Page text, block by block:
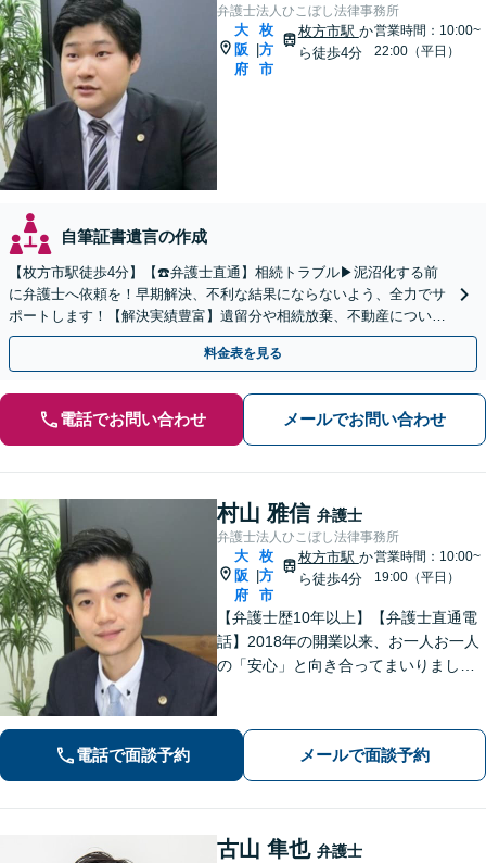
弁護士法人ひこぼし法律事務所
大
阪
府
枚
方
市
枚方市駅 か
ら徒歩4分
営業時間：10:00~
22:00（平日）
自筆証書遺言の作成
【枚方市駅徒歩4分】【☎️弁護士直通】相続トラブル▶︎泥沼化する前
に弁護士へ依頼を！早期解決、不利な結果にならないよう、全力でサ
ポートします！【解決実績豊富】遺留分や相続放棄、不動産について
もお気軽にご相談ください。【他士業との連携OK】
料金表を見る
電話でお問い合わせ メールでお問い合わせ
村山 雅信 弁護士
弁護士法人ひこぼし法律事務所
大
阪
府
枚
方
市
枚方市駅 か
ら徒歩4分
営業時間：10:00~
19:00（平日）
【弁護士歴10年以上】【弁護士直通電
話】2018年の開業以来、お一人お一人
の「安心」と向き合ってまいりまし
ていただける結果を目指し、迅速かつ
粘り強く対応することをお約束しま
す。
電話で面談予約 メールで面談予約
古山 隼也 弁護士